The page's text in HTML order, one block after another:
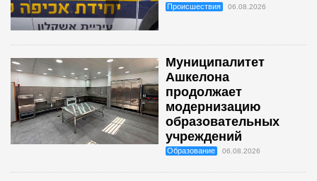
Происшествия 06.08.2026
Муниципалитет
Ашкелона
продолжает
модернизацию
образовательных
учреждений
Образование 06.08.2026